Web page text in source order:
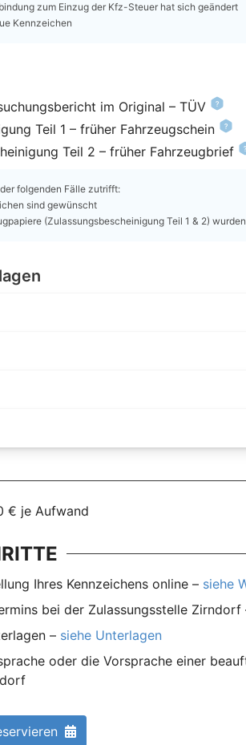
zum Einzug der Kfz-Steuer hat sich geändert
Kennzeichen
im Original – TÜV
Teil 1 – früher Fahrzeugschein
Teil 2 – früher Fahrzeugbrief
folgenden Fälle zutrifft:
sind gewünscht
(Zulassungsbescheinigung Teil 1 & 2)
€ je Aufwand
Ihres Kennzeichens online – siehe
bei der Zulassungsstelle Zirndorf
– siehe Unterlagen
oder die Vorsprache einer